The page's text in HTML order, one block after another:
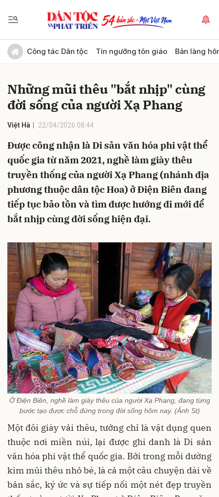
Công tác Dân tộc Tín ngưỡng tôn giáo Bản làng
Những mũi thêu "bắt nhịp" cùng
đời sống của người Xạ Phang
Việt Hà 22/04/2026 08:44
Được công nhận là Di sản văn hóa phi vật thể
quốc gia từ năm 2021, nghề làm giày thêu
truyền thống của người Xạ Phang (nhánh địa
phương thuộc dân tộc Hoa) ở Điện Biên đang
tiếp tục bảo tồn và tìm được hướng đi mới để
bắt nhịp cùng đời sống hiện đại.
Ở Điện Biên, nghề làm giày thêu của người Xạ Phang, đang từng
bước tạo được chỗ đứng trong đời sống hôm nay. (Ảnh St)
Một đôi giày vải thêu, tưởng chỉ là vật dụng quen
thuộc nơi miền núi, lại được ghi danh là Di sản
văn hóa phi vật thể quốc gia. Bởi trong mỗi dường
kim mũi thêu nhỏ bé, là cả một câu chuyện dài về
bản sắc, ký ức và sự tiếp nối một nét đẹp truyền
Gửi bình luận
Hủy Gửi